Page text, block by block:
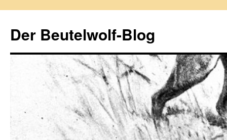
springen
Der Beutelwolf-Blog